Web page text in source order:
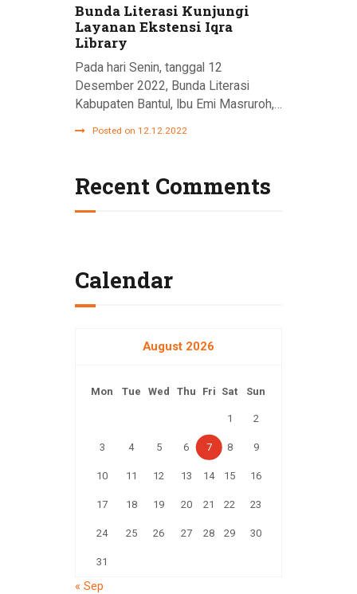
Bunda Literasi Kunjungi
Layanan Ekstensi Iqra
Library
Pada hari Senin, tanggal 12
Desember 2022, Bunda Literasi
Kabupaten Bantul, Ibu Emi Masruroh,…
Posted on 12.12.2022
Recent Comments
Calendar
August 2026
Mon Tue Wed Thu Fri Sat Sun
1 2
3 4 5 6 7 8 9
10 11 12 13 14 15 16
17 18 19 20 21 22 23
24 25 26 27 28 29 30
31
« Sep